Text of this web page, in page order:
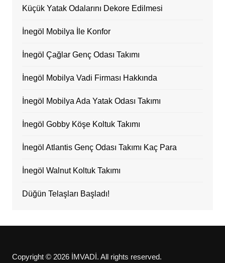
Küçük Yatak Odalarını Dekore Edilmesi
İnegöl Mobilya İle Konfor
İnegöl Çağlar Genç Odası Takımı
İnegöl Mobilya Vadi Firması Hakkında
İnegöl Mobilya Ada Yatak Odası Takımı
İnegöl Gobby Köşe Koltuk Takımı
İnegöl Atlantis Genç Odası Takımı Kaç Para
İnegöl Walnut Koltuk Takımı
Düğün Telaşları Başladı!
Copyright © 2026 İMVADİ. All rights reserved.